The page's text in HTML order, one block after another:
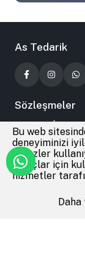
Anasayfa
As Tedarik
Sözleşmeler
Bizimle
©
Bu web
deneyiminizi
çerezler
amaçlar için
hizmetler